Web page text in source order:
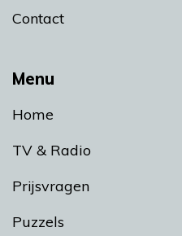
Menu
Home
TV & Radio
Prijsvragen
Puzzels
Contact